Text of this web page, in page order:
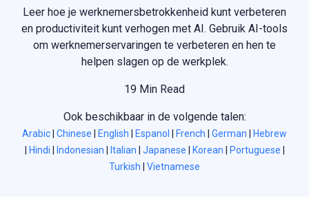
Leer hoe je werknemersbetrokkenheid kunt verbeteren
en productiviteit kunt verhogen met AI. Gebruik AI-tools
om werknemerservaringen te verbeteren en hen te
helpen slagen op de werkplek.
19 Min Read
Ook beschikbaar in de volgende talen:
Arabic Chinese English Espanol French German
Hebrew
Hindi Indonesian Italian Japanese Korean Portuguese
Turkish
Vietnamese